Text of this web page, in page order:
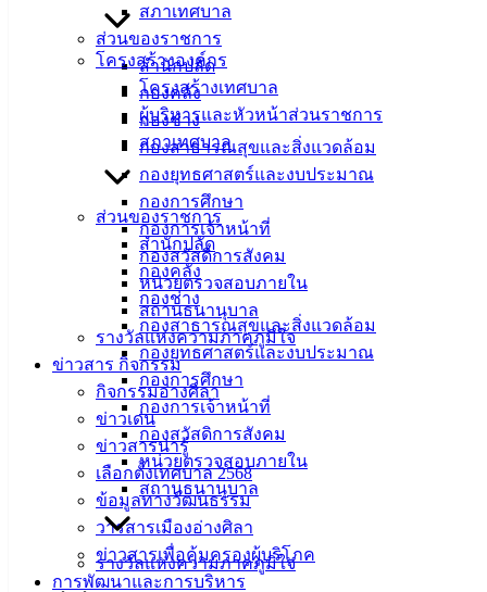
สภาเทศบาล
ส่วนของราชการ
สำนักปลัด
กองคลัง
กองช่าง
กองสาธารณสุขและสิ่งแวดล้อม
กองยุทธศาสตร์และงบประมาณ
กองการศึกษา
กองการเจ้าหน้าที่
กองสวัสดิการสังคม
หน่วยตรวจสอบภายใน
สถานธนานุบาล
รางวัลแห่งความภาคภูมิใจ
ข่าวสาร กิจกรรม
กิจกรรมอ่างศิลา
ข่าวเด่น
ข่าวสารน่ารู้
เลือกตั้งเทศบาล 2568
ข้อมูลทางวัฒนธรรม
วารสารเมืองอ่างศิลา
ข่าวสารเพื่อคุ้มครองผู้บริโภค
การพัฒนาและการบริหาร
โครงสร้างองค์กร
โครงสร้างเทศบาล
ผู้บริหารและหัวหน้าส่วนราชการ
สภาเทศบาล
ส่วนของราชการ
สำนักปลัด
กองคลัง
กองช่าง
กองสาธารณสุขและสิ่งแวดล้อม
กองยุทธศาสตร์และงบประมาณ
กองการศึกษา
กองการเจ้าหน้าที่
กองสวัสดิการสังคม
หน่วยตรวจสอบภายใน
สถานธนานุบาล
รางวัลแห่งความภาคภูมิใจ
แผนการดำเนินงาน ประจำปีงบประมาณ พ.ศ.2569
เพิ่มเติม ครั้งที่ 1/2569
แผนการดำเนินงาน ประจำปีงบประมาณ พ.ศ.2569
แผนการดำเนินงาน ประจำปีงบประมาณ พ.ศ.2568
เพิ่มเติม ครั้งที่ 2/2568
แผนการดำเนินงาน ประจำปีงบประมาณ พ.ศ.2568
เพิ่มเติม ครั้งที่ 1/2568
22 พ.ค. 2568 แผนการดำเนินงาน ประจำปีงบประมาณ พ.ศ.2568
แก้ไข ครั้งที่ 2/2568
แผนการดำเนินงาน ประจำปีงบประมาณ พ.ศ.2568
แก้ไข ครั้งที่ 1/2568
แผนการดำเนินงาน ประจำปีงบประมาณ พ.ศ.2568
30 ก.ย. 2567 แผนการดำเนินงาน ประจำปีงบประมาณ พ.ศ.2567
เพิ่มเติม ครั้งที่ 5/2567
31 ก.ค. 2567 แผนการดำเนินงาน ประจำปีงบประมาณ พ.ศ.2567
เพิ่มเติม ครั้งที่ 4/2567
16 พ.ค. 2567 แผนการดำเนินงาน ประจำปีงบประมาณ พ.ศ.2567
เพิ่มเติม ครั้งที่ 3/2567
16 พ.ค. 2567 แผนการดำเนินงาน ประจำปีงบประมาณ พ.ศ.2567
เพิ่มเติม ครั้งที่ 3/2567